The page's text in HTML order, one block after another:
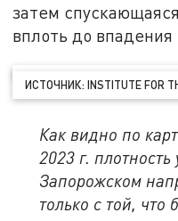
затем
вплоть до
ИСТОЧНИК: INSTITUTE FOR
Как видно по
2023 г.
Запорожском
только с той,